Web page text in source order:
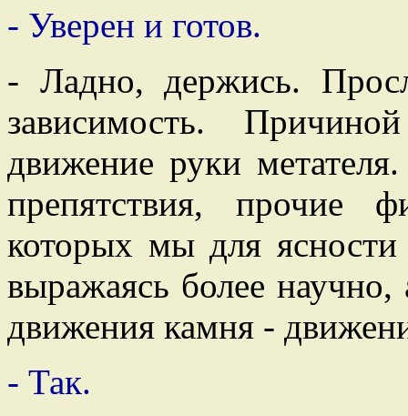
- Уверен и готов.
- Ладно, держись.
зависимость.
движение руки
препятствия, прочие
которых мы для
выражаясь более
движения камня -
- Так.